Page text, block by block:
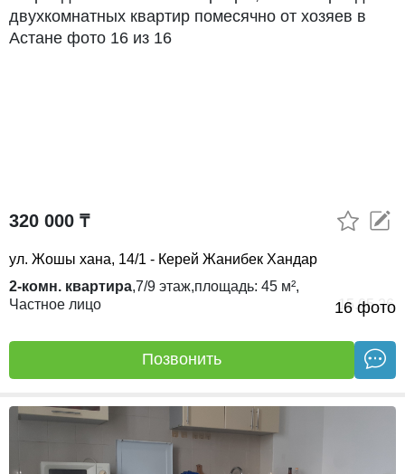
16 фото
320 000 ₸
ул. Жошы хана, 14/1 - Керей Жанибек Хандар
2-комн. квартира,7/9 этаж,площадь: 45 м²,
Частное лицо
15.05.26
Позвонить